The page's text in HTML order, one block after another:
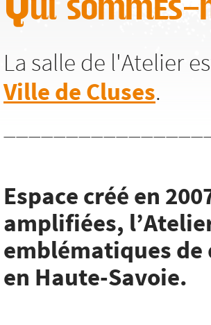
La salle de l'Atelier
Ville de Cluses.
Espace créé en
amplifiées,
emblématiques de
en Haute-Savoie.